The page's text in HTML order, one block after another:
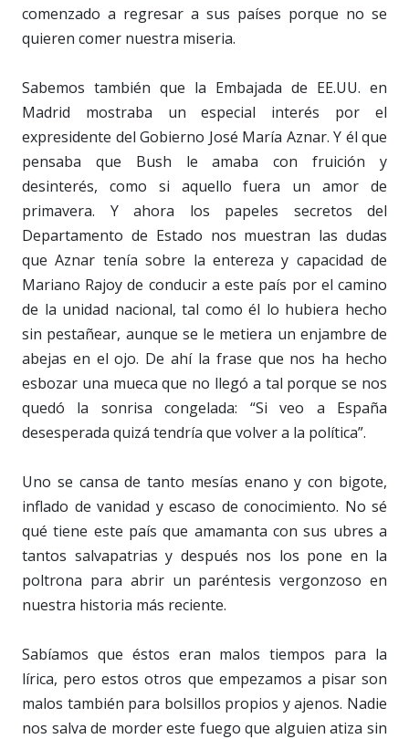
comenzado a regresar a sus países porque no se
quieren comer nuestra miseria.
Sabemos también que la Embajada de EE.UU. en
Madrid mostraba un especial interés por el
expresidente del Gobierno José María Aznar. Y él que
pensaba que Bush le amaba con fruición y
desinterés, como si aquello fuera un amor de
primavera. Y ahora los papeles secretos del
Departamento de Estado nos muestran las dudas
que Aznar tenía sobre la entereza y capacidad de
Mariano Rajoy de conducir a este país por el camino
de la unidad nacional, tal como él lo hubiera hecho
sin pestañear, aunque se le metiera un enjambre de
abejas en el ojo. De ahí la frase que nos ha hecho
esbozar una mueca que no llegó a tal porque se nos
quedó la sonrisa congelada: “Si veo a España
desesperada quizá tendría que volver a la política”.
Uno se cansa de tanto mesías enano y con bigote,
inflado de vanidad y escaso de conocimiento. No sé
qué tiene este país que amamanta con sus ubres a
tantos salvapatrias y después nos los pone en la
poltrona para abrir un paréntesis vergonzoso en
nuestra historia más reciente.
Sabíamos que éstos eran malos tiempos para la
lírica, pero estos otros que empezamos a pisar son
malos también para bolsillos propios y ajenos. Nadie
nos salva de morder este fuego que alguien atiza sin